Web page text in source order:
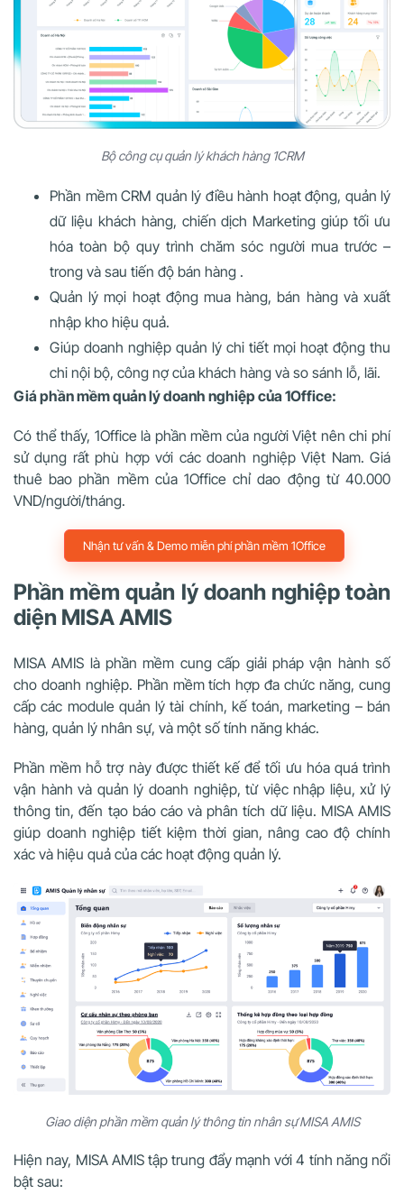
Bộ công cụ quản lý khách hàng 1CRM
Phần mềm CRM quản lý điều hành hoạt động, quản lý
dữ liệu khách hàng, chiến dịch Marketing giúp tối ưu
hóa toàn bộ quy trình chăm sóc người mua trước –
trong và sau tiến độ bán hàng .
Quản lý mọi hoạt động mua hàng, bán hàng và xuất
nhập kho hiệu quả.
Giúp doanh nghiệp quản lý chi tiết mọi hoạt động thu
chi nội bộ, công nợ của khách hàng và so sánh lỗ, lãi.
Giá phần mềm quản lý doanh nghiệp của 1Office:
Có thể thấy, 1Office là phần mềm của người Việt nên chi phí
sử dụng rất phù hợp với các doanh nghiệp Việt Nam. Giá
thuê bao phần mềm của 1Office chỉ dao động từ 40.000
VND/người/tháng.
Nhận tư vấn & Demo miễn phí phần mềm 1Office
Phần mềm quản lý doanh nghiệp toàn
diện MISA AMIS
MISA AMIS là phần mềm cung cấp giải pháp vận hành số
cho doanh nghiệp. Phần mềm tích hợp đa chức năng, cung
cấp các module quản lý tài chính, kế toán, marketing – bán
hàng, quản lý nhân sự, và một số tính năng khác.
Phần mềm hỗ trợ này được thiết kế để tối ưu hóa quá trình
vận hành và quản lý doanh nghiệp, từ việc nhập liệu, xử lý
thông tin, đến tạo báo cáo và phân tích dữ liệu. MISA AMIS
giúp doanh nghiệp tiết kiệm thời gian, nâng cao độ chính
xác và hiệu quả của các hoạt động quản lý.
Giao diện phần mềm quản lý thông tin nhân sự MISA AMIS
Hiện nay, MISA AMIS tập trung đẩy mạnh với 4 tính năng nổi
bật sau: